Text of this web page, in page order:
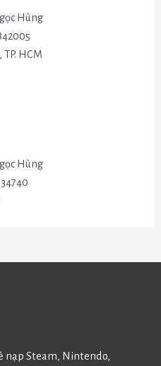
Hùng
HCM
Hùng
nạp Steam, Nintendo,